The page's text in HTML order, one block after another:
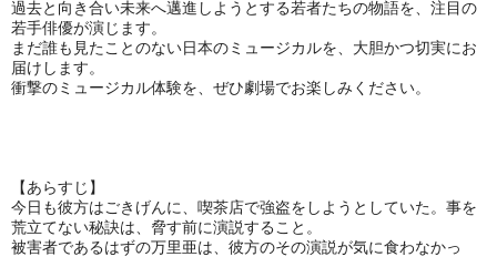
過去と向き合い未来へ邁進しようとする若者たちの物語を、注目の
若手俳優が演じます。
まだ誰も見たことのない日本のミュージカルを、大胆かつ切実にお
届けします。
衝撃のミュージカル体験を、ぜひ劇場でお楽しみください。
【あらすじ】
今日も彼方はごきげんに、喫茶店で強盗をしようとしていた。事を
荒立てない秘訣は、脅す前に演説すること。
被害者であるはずの万里亜は、彼方のその演説が気に食わなかっ